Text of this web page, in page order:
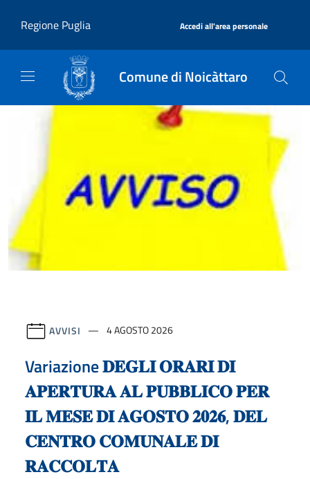
Regione Puglia
Accedi all'area personale
Comune di Noicàttaro
AVVISI 4 AGOSTO 2026
Variazione 𝐃𝐄𝐆𝐋𝐈 𝐎𝐑𝐀𝐑𝐈 𝐃𝐈
𝐀𝐏𝐄𝐑𝐓𝐔𝐑𝐀 𝐀𝐋 𝐏𝐔𝐁𝐁𝐋𝐈𝐂𝐎 𝐏𝐄𝐑
𝐈𝐋 𝐌𝐄𝐒𝐄 𝐃𝐈 𝐀𝐆𝐎𝐒𝐓𝐎 𝟐𝟎𝟐𝟔, 𝐃𝐄𝐋
𝐂𝐄𝐍𝐓𝐑𝐎 𝐂𝐎𝐌𝐔𝐍𝐀𝐋𝐄 𝐃𝐈
𝐑𝐀𝐂𝐂𝐎𝐋𝐓𝐀